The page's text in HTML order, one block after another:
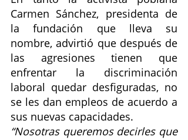
Carmen Sánchez, presidenta de
la fundación que lleva su
nombre, advirtió que después de
las agresiones tienen que
enfrentar la discriminación
laboral quedar desfiguradas, no
se les dan empleos de acuerdo a
sus nuevas capacidades.
“Nosotras queremos decirles que